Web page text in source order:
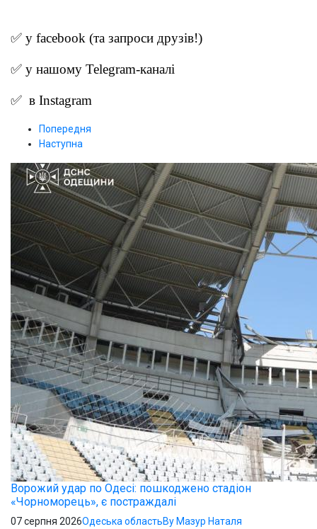
✅ у facebook (та запроси друзів!)
✅ у нашому Telegram-каналі
✅ в Instagram
Попередня
Наступна
Ворожий удар по Одесі: пошкоджено стадіон
«Чорноморець», є постраждалі
07 серпня 2026Одеська областьBy Мазур Наталя